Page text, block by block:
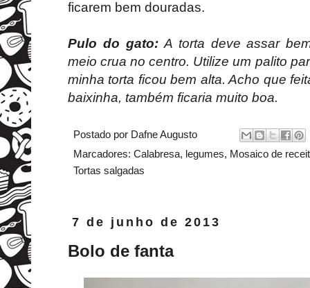
ficarem bem douradas.
Pulo do gato:A torta deve assar
meio crua no centro. Utilize um palito
minha torta ficou bem alta. Acho que
baixinha, também ficaria muito boa.
Postado por Dafne Augusto
Marcadores: Calabresa, legumes, Mosaico de
Tortas salgadas
7 de junho de 2013
Bolo de fanta